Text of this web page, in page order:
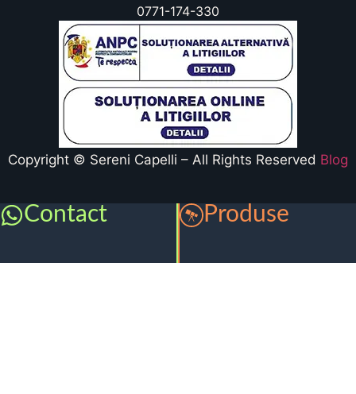
0771-174-330
Copyright © Sereni Capelli – All Rights Reserved Blog
Contact Produse